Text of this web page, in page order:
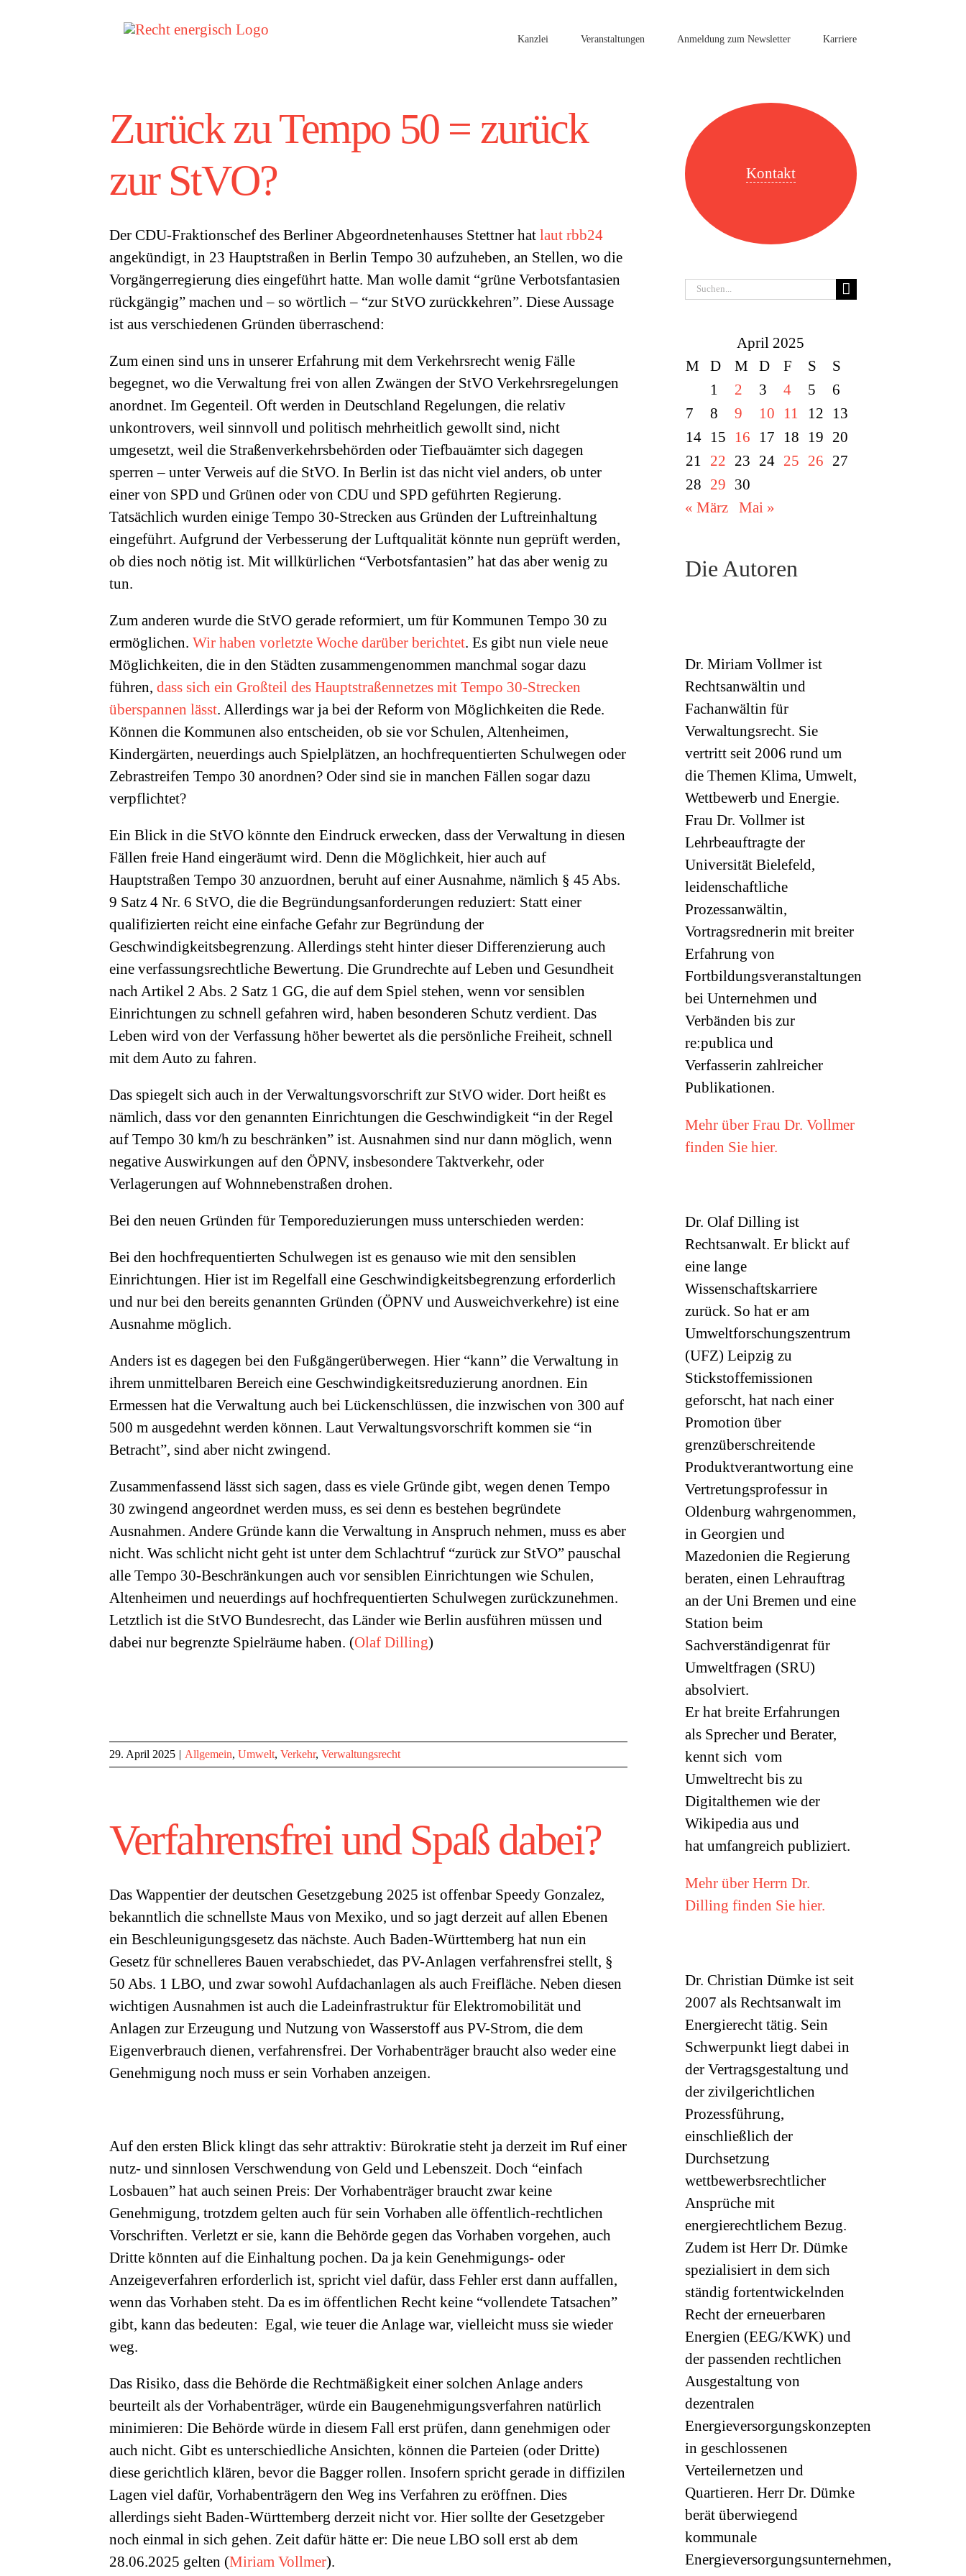
Kanzlei Veranstaltungen Anmeldung zum Newsletter Karriere
Zurück zu Tempo 50 = zurück
zur StVO?
Der CDU-Fraktionschef des Berliner Abgeordnetenhauses Stettner hat laut rbb24
angekündigt, in 23 Hauptstraßen in Berlin Tempo 30 aufzuheben, an Stellen, wo die
Vorgängerregierung dies eingeführt hatte. Man wolle damit “grüne Verbotsfantasien
rückgängig” machen und – so wörtlich – “zur StVO zurückkehren”. Diese Aussage
ist aus verschiedenen Gründen überraschend:
Zum einen sind uns in unserer Erfahrung mit dem Verkehrsrecht wenig Fälle
begegnet, wo die Verwaltung frei von allen Zwängen der StVO Verkehrsregelungen
anordnet. Im Gegenteil. Oft werden in Deutschland Regelungen, die relativ
unkontrovers, weil sinnvoll und politisch mehrheitlich gewollt sind, nicht
umgesetzt, weil die Straßenverkehrsbehörden oder Tiefbauämter sich dagegen
sperren – unter Verweis auf die StVO. In Berlin ist das nicht viel anders, ob unter
einer von SPD und Grünen oder von CDU und SPD geführten Regierung.
Tatsächlich wurden einige Tempo 30-Strecken aus Gründen der Luftreinhaltung
eingeführt. Aufgrund der Verbesserung der Luftqualität könnte nun geprüft werden,
ob dies noch nötig ist. Mit willkürlichen “Verbotsfantasien” hat das aber wenig zu
tun.
Zum anderen wurde die StVO gerade reformiert, um für Kommunen Tempo 30 zu
ermöglichen. Wir haben vorletzte Woche darüber berichtet. Es gibt nun viele neue
Möglichkeiten, die in den Städten zusammengenommen manchmal sogar dazu
führen, dass sich ein Großteil des Hauptstraßennetzes mit Tempo 30-Strecken
überspannen lässt. Allerdings war ja bei der Reform von Möglichkeiten die Rede.
Können die Kommunen also entscheiden, ob sie vor Schulen, Altenheimen,
Kindergärten, neuerdings auch Spielplätzen, an hochfrequentierten Schulwegen oder
Zebrastreifen Tempo 30 anordnen? Oder sind sie in manchen Fällen sogar dazu
verpflichtet?
Ein Blick in die StVO könnte den Eindruck erwecken, dass der Verwaltung in diesen
Fällen freie Hand eingeräumt wird. Denn die Möglichkeit, hier auch auf
Hauptstraßen Tempo 30 anzuordnen, beruht auf einer Ausnahme, nämlich § 45 Abs.
9 Satz 4 Nr. 6 StVO, die die Begründungsanforderungen reduziert: Statt einer
qualifizierten reicht eine einfache Gefahr zur Begründung der
Geschwindigkeitsbegrenzung. Allerdings steht hinter dieser Differenzierung auch
eine verfassungsrechtliche Bewertung. Die Grundrechte auf Leben und Gesundheit
nach Artikel 2 Abs. 2 Satz 1 GG, die auf dem Spiel stehen, wenn vor sensiblen
Einrichtungen zu schnell gefahren wird, haben besonderen Schutz verdient. Das
Leben wird von der Verfassung höher bewertet als die persönliche Freiheit, schnell
mit dem Auto zu fahren.
Das spiegelt sich auch in der Verwaltungsvorschrift zur StVO wider. Dort heißt es
nämlich, dass vor den genannten Einrichtungen die Geschwindigkeit “in der Regel
auf Tempo 30 km/h zu beschränken” ist. Ausnahmen sind nur dann möglich, wenn
negative Auswirkungen auf den ÖPNV, insbesondere Taktverkehr, oder
Verlagerungen auf Wohnnebenstraßen drohen.
Bei den neuen Gründen für Temporeduzierungen muss unterschieden werden:
Bei den hochfrequentierten Schulwegen ist es genauso wie mit den sensiblen
Einrichtungen. Hier ist im Regelfall eine Geschwindigkeitsbegrenzung erforderlich
und nur bei den bereits genannten Gründen (ÖPNV und Ausweichverkehre) ist eine
Ausnahme möglich.
Anders ist es dagegen bei den Fußgängerüberwegen. Hier “kann” die Verwaltung in
ihrem unmittelbaren Bereich eine Geschwindigkeitsreduzierung anordnen. Ein
Ermessen hat die Verwaltung auch bei Lückenschlüssen, die inzwischen von 300 auf
500 m ausgedehnt werden können. Laut Verwaltungsvorschrift kommen sie “in
Betracht”, sind aber nicht zwingend.
Zusammenfassend lässt sich sagen, dass es viele Gründe gibt, wegen denen Tempo
30 zwingend angeordnet werden muss, es sei denn es bestehen begründete
Ausnahmen. Andere Gründe kann die Verwaltung in Anspruch nehmen, muss es aber
nicht. Was schlicht nicht geht ist unter dem Schlachtruf “zurück zur StVO” pauschal
alle Tempo 30-Beschränkungen auch vor sensiblen Einrichtungen wie Schulen,
Altenheimen und neuerdings auf hochfrequentierten Schulwegen zurückzunehmen.
Letztlich ist die StVO Bundesrecht, das Länder wie Berlin ausführen müssen und
dabei nur begrenzte Spielräume haben. (Olaf Dilling)
29. April 2025 | Allgemein, Umwelt, Verkehr, Verwaltungsrecht
Verfahrensfrei und Spaß dabei?
Das Wappentier der deutschen Gesetzgebung 2025 ist offenbar Speedy Gonzalez,
bekanntlich die schnellste Maus von Mexiko, und so jagt derzeit auf allen Ebenen
ein Beschleunigungsgesetz das nächste. Auch Baden-Württemberg hat nun ein
Gesetz für schnelleres Bauen verabschiedet, das PV-Anlagen verfahrensfrei stellt, §
50 Abs. 1 LBO, und zwar sowohl Aufdachanlagen als auch Freifläche. Neben diesen
wichtigen Ausnahmen ist auch die Ladeinfrastruktur für Elektromobilität und
Anlagen zur Erzeugung und Nutzung von Wasserstoff aus PV-Strom, die dem
Eigenverbrauch dienen, verfahrensfrei. Der Vorhabenträger braucht also weder eine
Genehmigung noch muss er sein Vorhaben anzeigen.
Auf den ersten Blick klingt das sehr attraktiv: Bürokratie steht ja derzeit im Ruf einer
nutz- und sinnlosen Verschwendung von Geld und Lebenszeit. Doch “einfach
Losbauen” hat auch seinen Preis: Der Vorhabenträger braucht zwar keine
Genehmigung, trotzdem gelten auch für sein Vorhaben alle öffentlich-rechtlichen
Vorschriften. Verletzt er sie, kann die Behörde gegen das Vorhaben vorgehen, auch
Dritte könnten auf die Einhaltung pochen. Da ja kein Genehmigungs- oder
Anzeigeverfahren erforderlich ist, spricht viel dafür, dass Fehler erst dann auffallen,
wenn das Vorhaben steht. Da es im öffentlichen Recht keine “vollendete Tatsachen”
gibt, kann das bedeuten: Egal, wie teuer die Anlage war, vielleicht muss sie wieder
weg.
Das Risiko, dass die Behörde die Rechtmäßigkeit einer solchen Anlage anders
beurteilt als der Vorhabenträger, würde ein Baugenehmigungsverfahren natürlich
minimieren: Die Behörde würde in diesem Fall erst prüfen, dann genehmigen oder
auch nicht. Gibt es unterschiedliche Ansichten, können die Parteien (oder Dritte)
diese gerichtlich klären, bevor die Bagger rollen. Insofern spricht gerade in diffizilen
Lagen viel dafür, Vorhabenträgern den Weg ins Verfahren zu eröffnen. Dies
allerdings sieht Baden-Württemberg derzeit nicht vor. Hier sollte der Gesetzgeber
noch einmal in sich gehen. Zeit dafür hätte er: Die neue LBO soll erst ab dem
28.06.2025 gelten (Miriam Vollmer).
Kontakt
Suche
April 2025
M
D M D F S
S
1
2 3 4 5
6
7
8 9 10 11 12
13
14 15 16 17 18 19 20
21
22 23 24 25 26 27
28 29 30
« März
Mai »
Die Autoren
Dr. Miriam Vollmer ist
Rechtsanwältin und
Fachanwältin für
Verwaltungsrecht. Sie
vertritt seit 2006 rund um
die Themen Klima, Umwelt,
Wettbewerb und Energie.
Frau Dr. Vollmer ist
Lehrbeauftragte der
Universität Bielefeld,
leidenschaftliche
Prozessanwältin,
Vortragsrednerin mit breiter
Erfahrung von
Fortbildungsveranstaltungen
bei Unternehmen und
Verbänden bis zur
re:publica und
Verfasserin zahlreicher
Publikationen.
Mehr über Frau Dr. Vollmer
finden Sie hier.
Dr. Olaf Dilling ist
Rechtsanwalt. Er blickt auf
eine lange
Wissenschaftskarriere
zurück. So hat er am
Umweltforschungszentrum
(UFZ) Leipzig zu
Stickstoffemissionen
geforscht, hat nach einer
Promotion über
grenzüberschreitende
Produktverantwortung eine
Vertretungsprofessur in
Oldenburg wahrgenommen,
in Georgien und
Mazedonien die Regierung
beraten, einen Lehrauftrag
an der Uni Bremen und eine
Station beim
Sachverständigenrat für
Umweltfragen (SRU)
absolviert.
Er hat breite Erfahrungen
als Sprecher und Berater,
kennt sich vom
Umweltrecht bis zu
Digitalthemen wie der
Wikipedia aus und
hat umfangreich publiziert.
Mehr über Herrn Dr.
Dilling finden Sie hier.
Dr. Christian Dümke ist seit
2007 als Rechtsanwalt im
Energierecht tätig. Sein
Schwerpunkt liegt dabei in
der Vertragsgestaltung und
der zivilgerichtlichen
Prozessführung,
einschließlich der
Durchsetzung
wettbewerbsrechtlicher
Ansprüche mit
energierechtlichem Bezug.
Zudem ist Herr Dr. Dümke
spezialisiert in dem sich
ständig fortentwickelnden
Recht der erneuerbaren
Energien (EEG/KWK) und
der passenden rechtlichen
Ausgestaltung von
dezentralen
Energieversorgungskonzepten
in geschlossenen
Verteilernetzen und
Quartieren. Herr Dr. Dümke
berät überwiegend
kommunale
Energieversorgungsunternehmen,